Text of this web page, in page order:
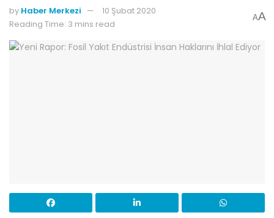
by Haber Merkezi
10 Şubat 2020
Reading Time: 3 mins read
AA